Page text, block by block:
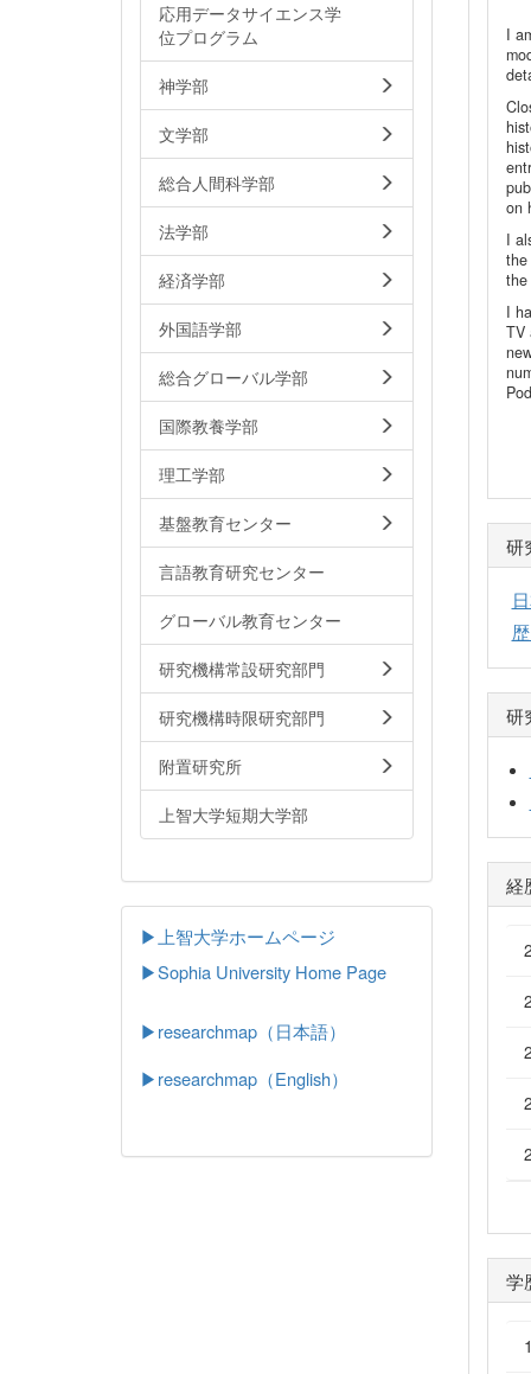
I
on
I
the
I
TV
研
研
経
学
応用データサイエンス学
位プログラム
神学部
文学部
総合人間科学部
法学部
経済学部
外国語学部
総合グローバル学部
国際教養学部
理工学部
基盤教育センター
言語教育研究センター
グローバル教育センター
研究機構常設研究部門
研究機構時限研究部門
附置研究所
上智大学短期大学部
▶上智大学ホームページ
▶Sophia University Home Page
▶researchmap（日本語）
▶researchmap（English）